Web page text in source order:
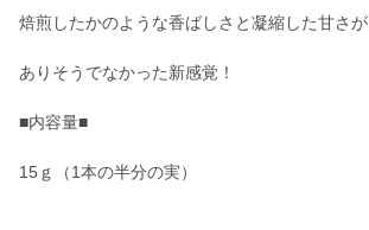
焙煎したかのような香ばしさと凝縮した甘さが
ありそうでなかった新感覚！
■内容量■
15ｇ（1本の半分の実）